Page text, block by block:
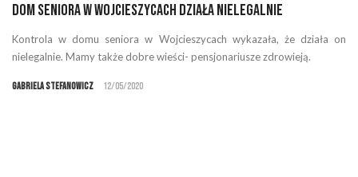
Dom seniora w Wojcieszycach działa nielegalnie
Kontrola w domu seniora w Wojcieszycach wykazała, że działa on
nielegalnie. Mamy także dobre wieści- pensjonariusze zdrowieją.
Gabriela Stefanowicz 12/05/2020